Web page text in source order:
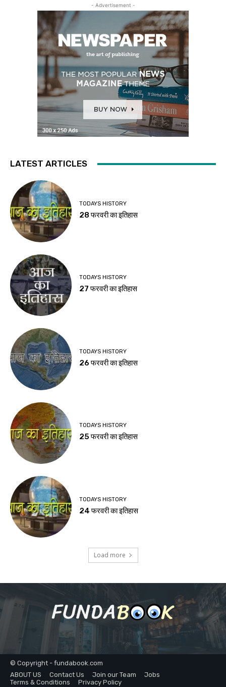
- Advertisement -
LATEST ARTICLES
TODAYS HISTORY
28 फरवरी का इतिहास
TODAYS HISTORY
27 फरवरी का इतिहास
TODAYS HISTORY
26 फरवरी का इतिहास
TODAYS HISTORY
25 फरवरी का इतिहास
TODAYS HISTORY
24 फरवरी का इतिहास
Load more
© Copyright - fundabook.com
ABOUT US
Contact Us Join our Team
Jobs
Terms & Conditions
Privacy Policy